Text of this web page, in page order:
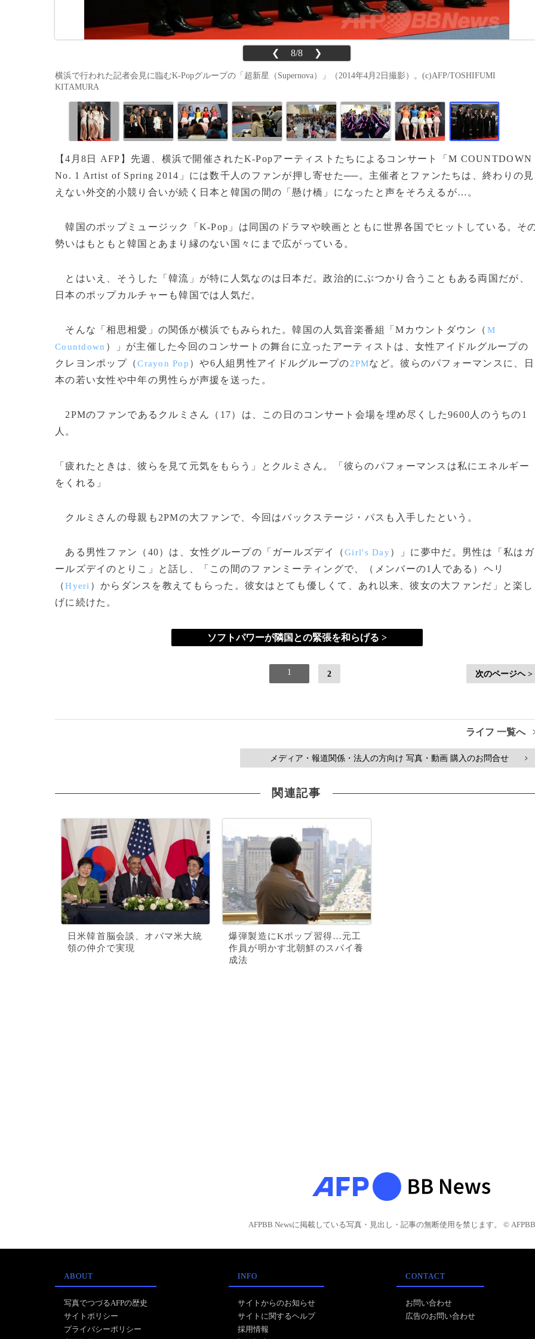
❮ 8/8 ❯
横浜で行われた記者会見に臨むK-Popグループの「超新星（Supernova）」（2014年4月2日撮影）。(c)AFP/TOSHIFUMI
KITAMURA
【4月8日 AFP】先週、横浜で開催されたK-Popアーティストたちによるコンサート「M COUNTDOWN
No. 1 Artist of Spring 2014」には数千人のファンが押し寄せた──。主催者とファンたちは、終わりの見
えない外交的小競り合いが続く日本と韓国の間の「懸け橋」になったと声をそろえるが…。
韓国のポップミュージック「K-Pop」は同国のドラマや映画とともに世界各国でヒットしている。そ
勢いはもともと韓国とあまり縁のない国々にまで広がっている。
とはいえ、そうした「韓流」が特に人気なのは日本だ。政治的にぶつかり合うこともある両国だが、
日本のポップカルチャーも韓国では人気だ。
そんな「相思相愛」の関係が横浜でもみられた。韓国の人気音楽番組「Mカウントダウン（ M
Countdown ）」が主催した今回のコンサートの舞台に立ったアーティストは、女性アイドルグループの
クレヨンポップ（Crayon Pop ）や6人組男性アイドルグループの2PMなど。彼らのパフォーマンスに、日
本の若い女性や中年の男性らが声援を送った。
2PMのファンであるクルミさん（17）は、この日のコンサート会場を埋め尽くした9600人のうちの1
人。
「疲れたときは、彼らを見て元気をもらう」とクルミさん。「彼らのパフォーマンスは私にエネルギー
をくれる」
クルミさんの母親も2PMの大ファンで、今回はバックステージ・パスも入手したという。
ある男性ファン（40）は、女性グループの「ガールズデイ（Girl's Day）」に夢中だ。男性は「私はガ
ールズデイのとりこ」と話し、「この間のファンミーティングで、（メンバーの1人である）ヘリ
（Hyeri ）からダンスを教えてもらった。彼女はとても優しくて、あれ以来、彼女の大ファンだ」と楽し
げに続けた。
ソフトパワーが隣国との緊張を和らげる >
1 2 次のページヘ >
ライフ 一覧へ
メディア・報道関係・法人の方向け 写真・動画 購入のお問合せ >
関連記事
日米韓首脳会談、オバマ米大統
領の仲介で実現
爆弾製造にKポップ習得…元工
作員が明かす北朝鮮のスパイ養
成法
AFPBB Newsに掲載している写真・見出し・記事の無断使用を禁じます。 © AFPBB
ABOUT
写真でつづるAFPの歴史
サイトポリシー
プライバシーポリシー
INFO
サイトからのお知らせ
サイトに関するヘルプ
採用情報
CONTACT
お問い合わせ
広告のお問い合わせ